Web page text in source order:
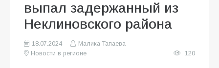
выпал задержанный из
Неклиновского района
18.07.2024
Малика Тапаева
Новости в регионе
120